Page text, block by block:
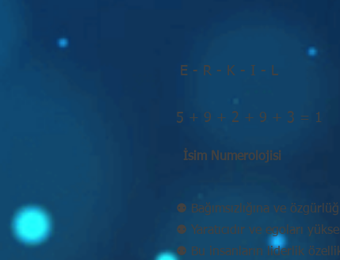
E - R - K - I - L
5 + 9 + 2 + 9 + 3 = 1
İsim Numerolojisi
⚉ Bağımsızlığına ve
⚉ Yaratıcıdır ve egoları
⚉ Bu insanların liderlik